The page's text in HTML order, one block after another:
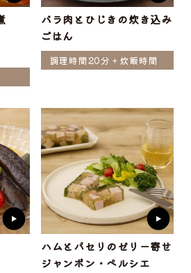
バラ肉とひじきの炊き込み
ごはん
調理時間20分＋炊飯時間
ハムとパセリのゼリー寄せ
ジャンボン・ペルシエ